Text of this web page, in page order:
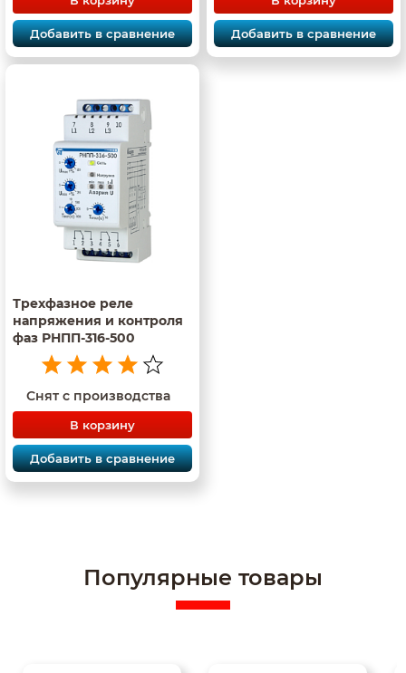
Добавить в сравнение Добавить в сравнение
Трехфазное реле
напряжения и контроля
фаз РНПП-316-500
Снят с производства
В корзину
Добавить в сравнение
Популярные товары